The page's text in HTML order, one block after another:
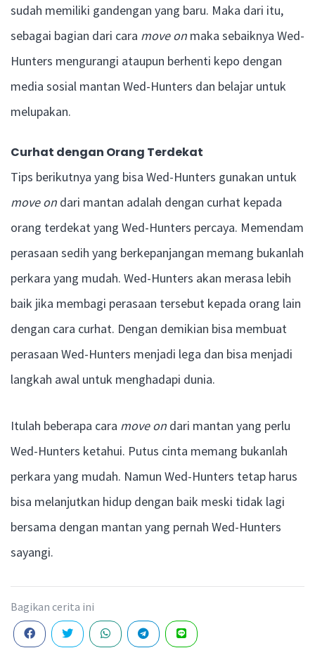
sudah memiliki gandengan yang baru. Maka dari itu,
sebagai bagian dari cara move on maka sebaiknya Wed-
Hunters mengurangi ataupun berhenti kepo dengan
media sosial mantan Wed-Hunters dan belajar untuk
melupakan.
Curhat dengan Orang Terdekat
Tips berikutnya yang bisa Wed-Hunters gunakan untuk
move on dari mantan adalah dengan curhat kepada
orang terdekat yang Wed-Hunters percaya. Memendam
perasaan sedih yang berkepanjangan memang bukanlah
perkara yang mudah. Wed-Hunters akan merasa lebih
baik jika membagi perasaan tersebut kepada orang lain
dengan cara curhat. Dengan demikian bisa membuat
perasaan Wed-Hunters menjadi lega dan bisa menjadi
langkah awal untuk menghadapi dunia.
Itulah beberapa cara move on dari mantan yang perlu
Wed-Hunters ketahui. Putus cinta memang bukanlah
perkara yang mudah. Namun Wed-Hunters tetap harus
bisa melanjutkan hidup dengan baik meski tidak lagi
bersama dengan mantan yang pernah Wed-Hunters
sayangi.
Bagikan cerita ini